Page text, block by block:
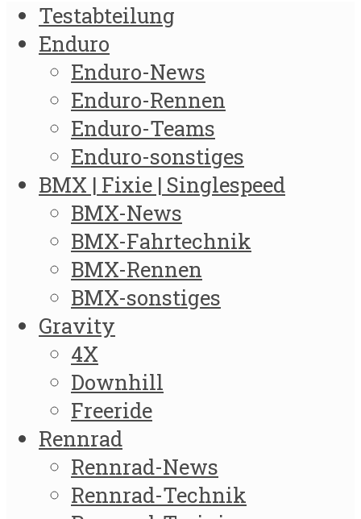
Testabteilung
Enduro
Enduro-News
Enduro-Rennen
Enduro-Teams
Enduro-sonstiges
BMX | Fixie | Singlespeed
BMX-News
BMX-Fahrtechnik
BMX-Rennen
BMX-sonstiges
Gravity
4X
Downhill
Freeride
Rennrad
Rennrad-News
Rennrad-Technik